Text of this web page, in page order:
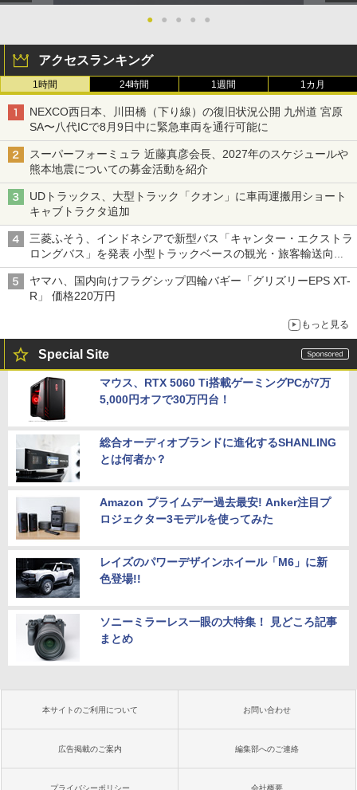
● ● ● ● ●
アクセスランキング
1時間 24時間 1週間 1カ月
NEXCO西日本、川田橋（下り線）の復旧状況公開 九州道 宮原
SA〜八代ICで8月9日中に緊急車両を通行可能に
スーパーフォーミュラ 近藤真彦会長、2027年のスケジュールや
熊本地震についての募金活動を紹介
UDトラックス、大型トラック「クオン」に車両運搬用ショート
キャブトラクタ追加
三菱ふそう、インドネシアで新型バス「キャンター・エクストラ
ロングバス」を発表 小型トラックベースの観光・旅客輸送向け
バス
ヤマハ、国内向けフラグシップ四輪バギー「グリズリーEPS XT-
R」 価格220万円
もっと見る
Special Site
マウス、RTX 5060 Ti搭載ゲーミングPCが7万
5,000円オフで30万円台！
総合オーディオブランドに進化するSHANLING
とは何者か？
Amazon プライムデー過去最安! Anker注目プ
ロジェクター3モデルを使ってみた
レイズのパワーデザインホイール「M6」に新
色登場!!
ソニーミラーレス一眼の大特集！ 見どころ記事
まとめ
本サイトのご利用について お問い合わせ
広告掲載のご案内 編集部へのご連絡
プライバシーポリシー 会社概要